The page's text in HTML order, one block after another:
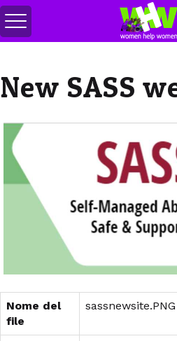
Attiva/disattiva
menu
New SASS
Nome del
file
sassnewsite.PNG